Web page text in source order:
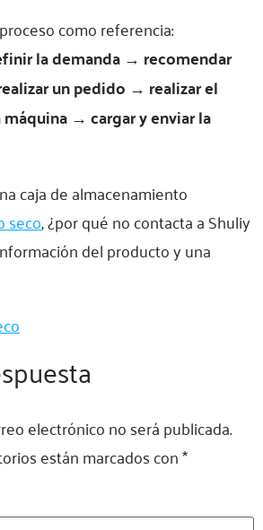
como referencia:
la demanda → recomendar
un pedido → realizar el
→ cargar y enviar la
caja de almacenamiento
seco, ¿por qué no contacta a Shuliy
del producto y una
electrónico no será publicada.
están marcados con*